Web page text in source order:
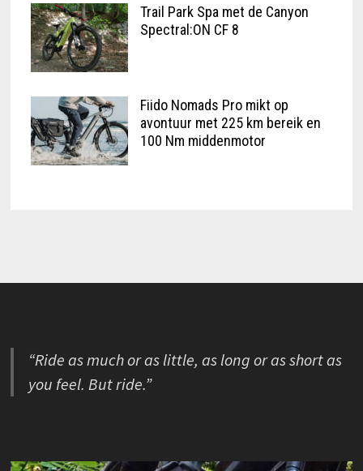
Trail Park Spa met de Canyon
Spectral:ON CF 8
Fiido Nomads Pro mikt op
avontuur met 225 km bereik en
100 Nm middenmotor
“Ride as much or as little, as long or as short as
you feel. But ride.”